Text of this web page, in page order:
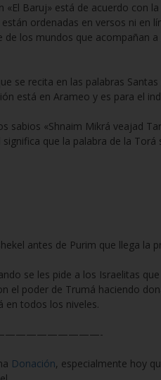
Baruj» está de acuerdo con
ordenadas en versos ni en
los mundos que acompañan
se recita en las palabras
está en Arameo y es para el
sabios «Shnaim Mikrá veajad
que la palabra de la
antes de Purim que llega la
se les pide a los Israelitas
el poder de Trumá haciendo
en todos los niveles.
Donación, especialmente hoy